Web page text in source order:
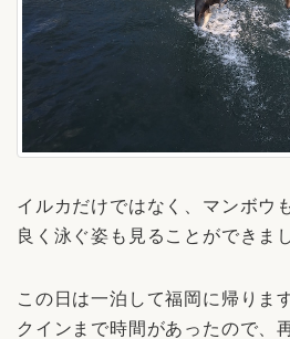
イルカだけではなく、マンボウ
良く泳ぐ姿も見ることができま
この日は一泊して福岡に帰りま
クインまで時間があったので、